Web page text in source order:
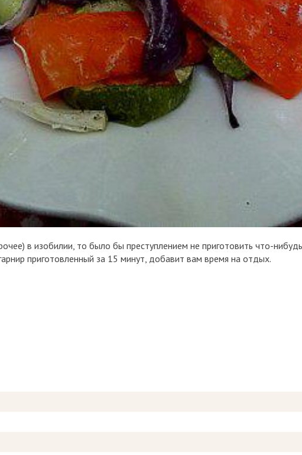
в изобилии, то было бы преступлением не приготовить что-
приготовленный за 15 минут, добавит вам время на отдых.